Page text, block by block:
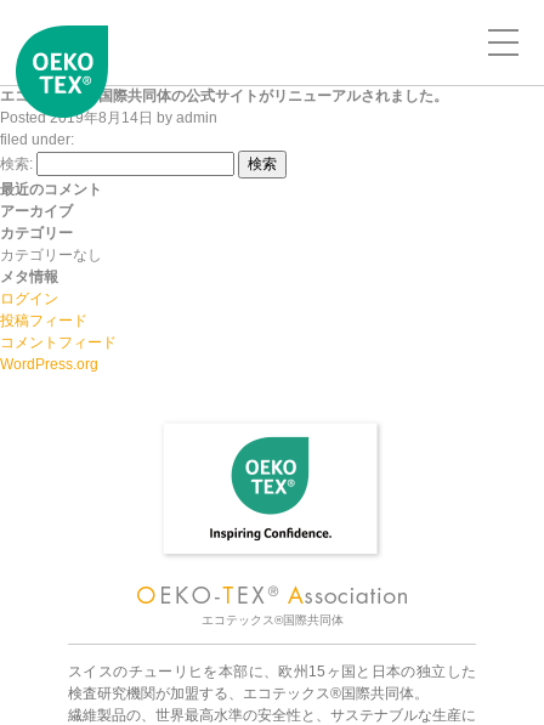
エコテックス®︎国際共同体の公式サイトがリニューアルされました。
Posted2019年8月14日 by admin
filed under:
検索:
検索
最近のコメント
アーカイブ
カテゴリー
カテゴリーなし
メタ情報
ログイン
投稿フィード
コメントフィード
WordPress.org
エコテックス®国際共同体
スイスのチューリヒを本部に、欧州15ヶ国と日本の独立した
検査研究機関が加盟する、エコテックス®国際共同体。
繊維製品の、世界最高水準の安全性と、サステナブルな生産に